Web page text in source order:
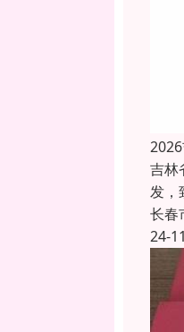
吉林
发，
长春
24-